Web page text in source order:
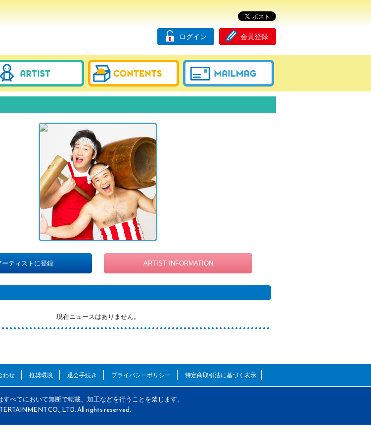
会員登録
ログイン
ーティストに登録 ARTIST INFORMATION
現在ニュースはありません。
わせ 推奨環境 退会手続き プライバシーポリシー 特定商取引法に基づく表示
べてにおいて無断で転載、加工などを行うことを禁じます。
CO., LTD. All rights reserved.